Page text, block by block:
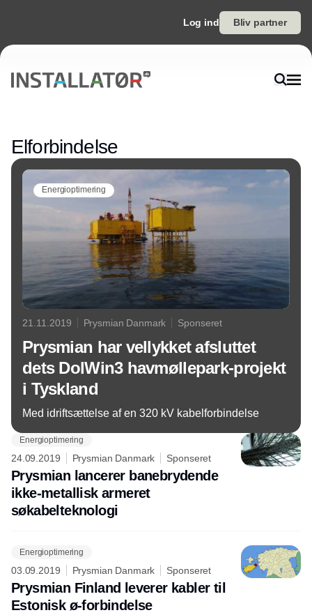
Log ind Bliv partner
Elforbindelse
Energioptimering
21.11.2019 Prysmian Danmark Sponseret
Prysmian har vellykket afsluttet
dets DolWin3 havmøllepark-projekt
i Tyskland
Med idriftsættelse af en 320 kV kabelforbindelse
Energioptimering
24.09.2019 Prysmian Danmark Sponseret
Prysmian lancerer banebrydende
ikke-metallisk armeret
søkabelteknologi
Energioptimering
03.09.2019 Prysmian Danmark Sponseret
Prysmian Finland leverer kabler til
Estonisk ø-forbindelse